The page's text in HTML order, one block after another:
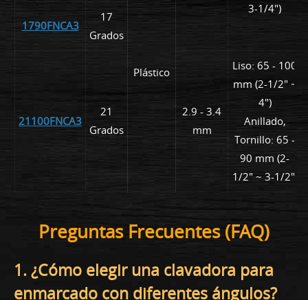
3-1/4")
Plástico
1790FNCA3
17
Grados
21100FNCA3
21
Grados
2.9 - 3.4
mm
Liso: 65 - 100
mm (2-1/2" ~
4")
Anillado,
Tornillo: 65 -
90 mm (2-
1/2" ~ 3-1/2")
Preguntas Frecuentes (FAQ)
1. ¿Cómo elegir una clavadora para
enmarcado con diferentes ángulos?